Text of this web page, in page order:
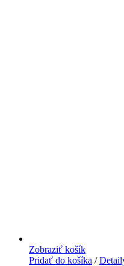
Zobraziť košík
Pridať do košíka /